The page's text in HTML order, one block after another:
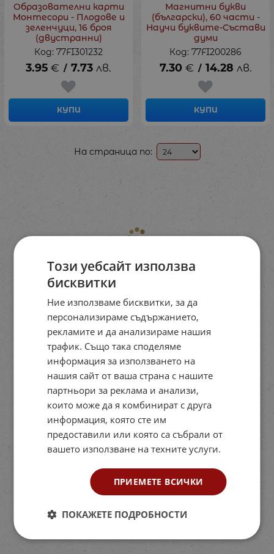
Образователни карти
Монтесори - Плодове и
зеленчуци, 16 броя
(двустранни)
Код: 77FI301232
3.95 € / 7.73 лв.
КУПИ
Магнитни букви
(български), 60 части -
Научи буквите-Състави
думи
Код: 77FI200286
7.30 € / 14.28 лв.
КУПИ
На страница по:
Този уебсайт използва
бисквитки
Ние използваме бисквитки, за да
персонализираме съдържанието,
рекламите и да анализираме нашия
трафик. Също така споделяме
информация за използването на
нашия сайт от ваша страна с нашите
партньори за реклама и анализи,
които може да я комбинират с друга
информация, която сте им
предоставили или която са събрали от
вашето използване на техните услуги.
ПРИЕМЕТЕ ВСИЧКИ
ПОКАЖЕТЕ ПОДРОБНОСТИ